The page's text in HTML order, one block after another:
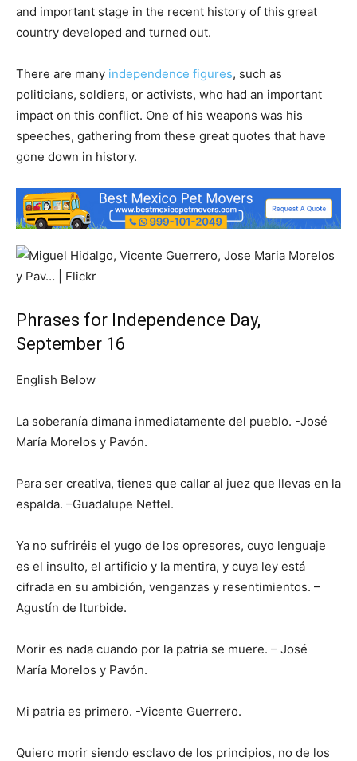
and important stage in the recent history of this great
country developed and turned out.
There are many independence figures, such as
politicians, soldiers, or activists, who had an important
impact on this conflict. One of his weapons was his
speeches, gathering from these great quotes that have
gone down in history.
Phrases for Independence Day,
September 16
English Below
La soberanía dimana inmediatamente del pueblo. -José
María Morelos y Pavón.
Para ser creativa, tienes que callar al juez que llevas en la
espalda. –Guadalupe Nettel.
Ya no sufriréis el yugo de los opresores, cuyo lenguaje
es el insulto, el artificio y la mentira, y cuya ley está
cifrada en su ambición, venganzas y resentimientos. –
Agustín de Iturbide.
Morir es nada cuando por la patria se muere. – José
María Morelos y Pavón.
Mi patria es primero. -Vicente Guerrero.
Quiero morir siendo esclavo de los principios, no de los